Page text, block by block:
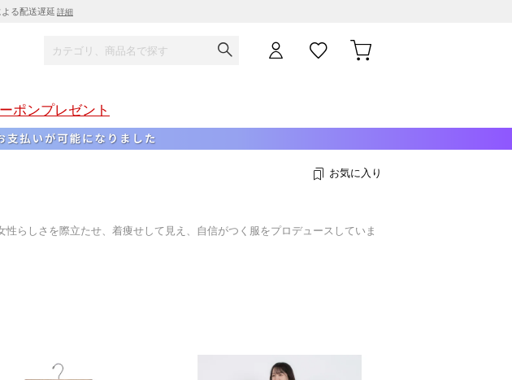
る配送遅延 詳細
ポンプレゼント
お気に入り
らしさを際立たせ、着痩せして見え、自信がつく服をプロデュースしていま